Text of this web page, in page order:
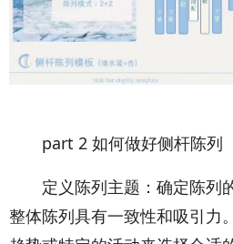
part 2 如何做好侧杆陈列
定义陈列主题：确定陈列
整体陈列具有一致性和吸引力